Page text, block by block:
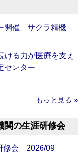
開催 サクラ精機
ける力が医療を支え
センター
もっと見る »
関の生涯研修会
修会 2026/09